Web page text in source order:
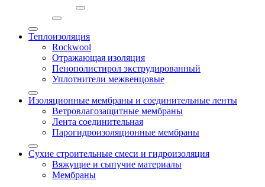
Теплоизоляция
Rockwool
Отражающая изоляция
Пенополистирол экструдированный
Уплотнители межвенцовые
Изоляционные мембраны и соединительные ленты
Ветровлагозащитные мембраны
Лента соединительная
Парогидроизоляционные мембраны
Сухие строительные смеси и гидроизоляция
Вяжущие и сыпучие материалы
Мембраны